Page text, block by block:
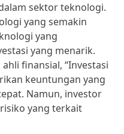
sektor teknologi.
yang semakin
yang
yang menarik.
finansial, “Investasi
keuntungan yang
Namun, investor
yang terkait